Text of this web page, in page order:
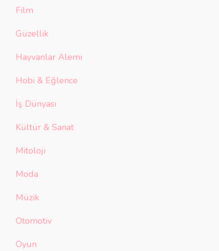
Film
Güzellik
Hayvanlar Alemi
Hobi & Eğlence
İş Dünyası
Kültür & Sanat
Mitoloji
Moda
Müzik
Otomotiv
Oyun